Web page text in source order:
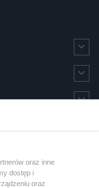
oraz inne
dostęp i
oraz